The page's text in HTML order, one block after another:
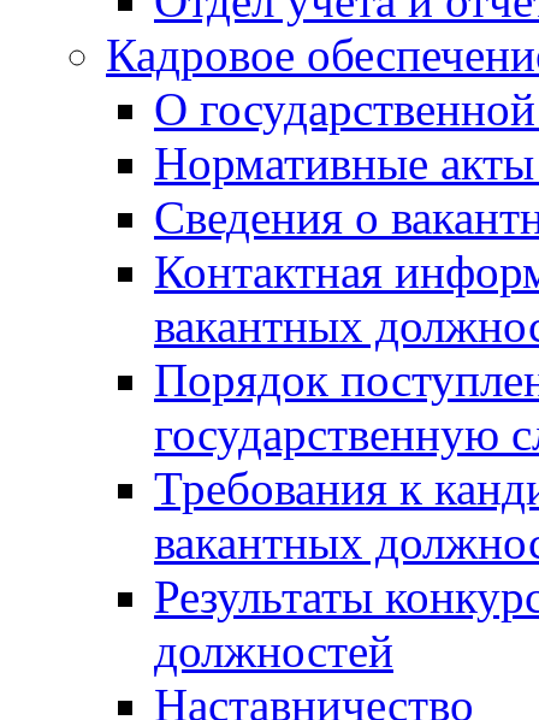
Кадровое
О
Нормативные акты
Сведения о
Контактная
вакантных
Порядок
государственную
Требования к
вакантных
Результаты
должностей
Наставничество